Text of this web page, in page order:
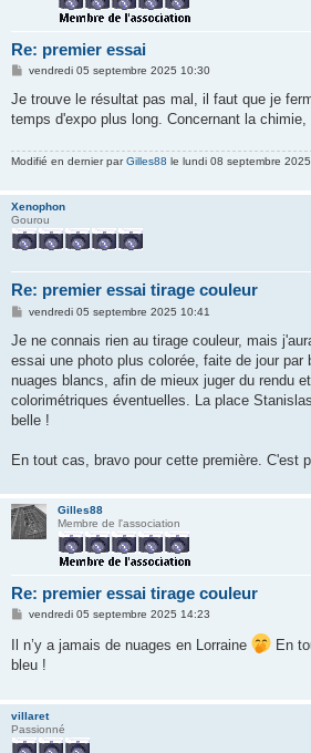
Re: premier essai
M
s
a
e
vendredi 05 septembre 2025 10:30
Je trouve le résultat pas mal, il faut que je
temps d'expo plus long. Concernant la
Modifié en dernier parGilles88 le lundi 08 septembre
Xenophon
Gourou
Re: premier essai tirage couleur
M
s
a
g
vendredi 05 septembre 2025 10:41
Je ne connais rien au tirage couleur, mais
essai une photo plus colorée, faite de jour par
nuages blancs, afin de mieux juger du rendu
colorimétriques éventuelles. La place
belle !
En tout cas, bravo pour cette première. C'est
Gilles88
Membre de l'association
Re: premier essai tirage couleur
M
s
a
vendredi 05 septembre 2025 14:23
Il n’y a jamais de nuages en Lorraine
En
bleu !
villaret
Passionné